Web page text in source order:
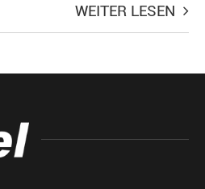
WEITER LESEN